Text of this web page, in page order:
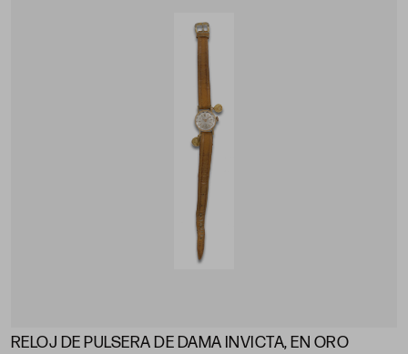
RELOJ DE PULSERA DE DAMA INVICTA, EN ORO